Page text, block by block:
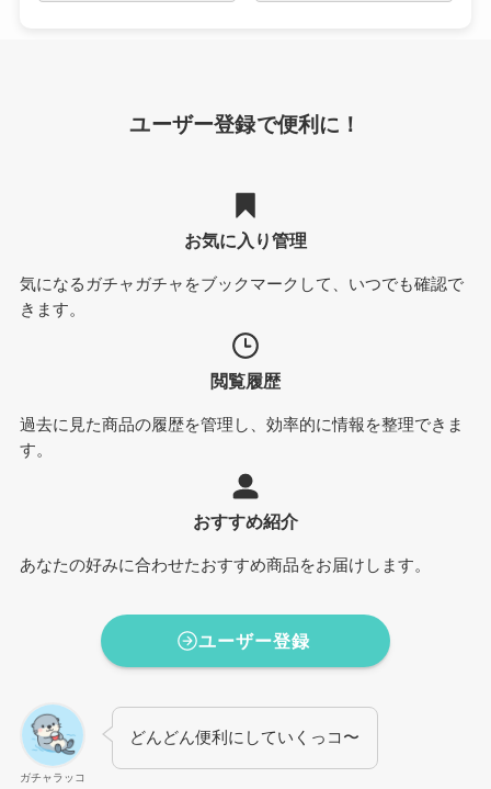
ユーザー登録で便利に！
お気に入り管理
気になるガチャガチャをブックマークして、いつでも確認で
きます。
閲覧履歴
過去に見た商品の履歴を管理し、効率的に情報を整理できま
す。
おすすめ紹介
あなたの好みに合わせたおすすめ商品をお届けします。
ユーザー登録
ガチャラッコ
どんどん便利にしていくっコ〜